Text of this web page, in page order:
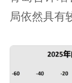
局依然具有